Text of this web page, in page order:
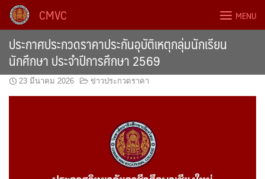
Skip
content
CMVC MENU
ประกาศประกวดราคาประกันอุบัติเหตุกลุ่มนักเรียน
นักศึกษา ประจำปีการศึกษา 2569
23 มีนาคม 2026 ข่าวประกวดราคา